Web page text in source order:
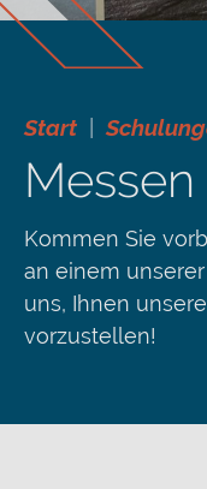
Start
Messen
Kommen Sie
an einem
uns, Ihnen
vorzustellen!